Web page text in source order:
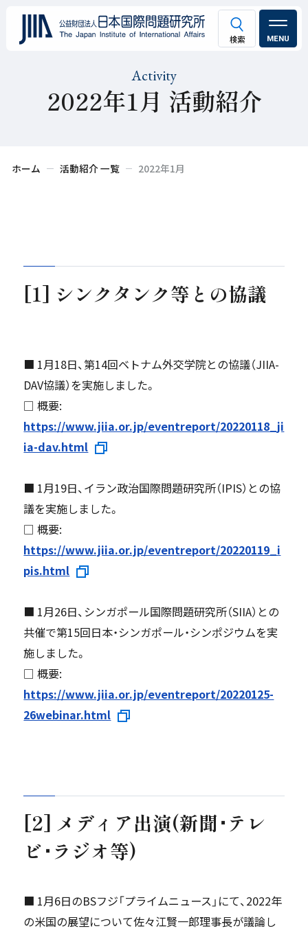
MENU
Activity
2022年1月 活動紹介
ホーム 活動紹介 一覧 2022年1月
[1] シンクタンク等との協議
■ 1月18日、第14回ベトナム外交学院との協議（JIIA-
DAV協議）を実施しました。
□ 概要:
https://www.jiia.or.jp/eventreport/20220118_ji
ia-dav.html
■ 1月19日、イラン政治国際問題研究所（IPIS）との協
議を実施しました。
□ 概要:
https://www.jiia.or.jp/eventreport/20220119_i
pis.html
■ 1月26日、シンガポール国際問題研究所（SIIA）との
共催で第15回日本・シンガポール・シンポジウムを実
施しました。
□ 概要:
https://www.jiia.or.jp/eventreport/20220125-
26webinar.html
[2] メディア出演(新聞･テレ
ビ･ラジオ等)
■ 1月6日のBSフジ「プライムニュース」にて、2022年
の米国の展望について佐々江賢一郎理事長が議論し